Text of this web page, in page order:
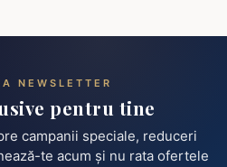
NEWSLETTER
pentru tine
campanii speciale, reduceri
te acum și nu rata ofertele